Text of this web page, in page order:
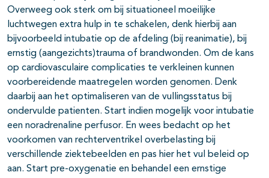
Overweeg ook sterk om bij situationeel moeilijke
luchtwegen extra hulp in te schakelen, denk hierbij aan
bijvoorbeeld intubatie op de afdeling (bij reanimatie), bij
ernstig (aangezichts)trauma of brandwonden. Om de kans
op cardiovasculaire complicaties te verkleinen kunnen
voorbereidende maatregelen worden genomen. Denk
daarbij aan het optimaliseren van de vullingsstatus bij
ondervulde patienten. Start indien mogelijk voor intubatie
een noradrenaline perfusor. En wees bedacht op het
voorkomen van rechterventrikel overbelasting bij
verschillende ziektebeelden en pas hier het vul beleid op
aan. Start pre-oxygenatie en behandel een ernstige